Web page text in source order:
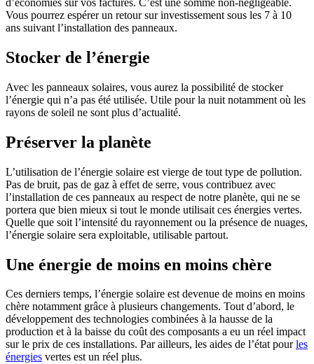
d’économies sur vos factures. C’est une somme non-négligeable.
Vous pourrez espérer un retour sur investissement sous les 7 à 10
ans suivant l’installation des panneaux.
Stocker de l’énergie
Avec les panneaux solaires, vous aurez la possibilité de stocker
l’énergie qui n’a pas été utilisée. Utile pour la nuit notamment où les
rayons de soleil ne sont plus d’actualité.
Préserver la planète
L’utilisation de l’énergie solaire est vierge de tout type de pollution.
Pas de bruit, pas de gaz à effet de serre, vous contribuez avec
l’installation de ces panneaux au respect de notre planète, qui ne se
portera que bien mieux si tout le monde utilisait ces énergies vertes.
Quelle que soit l’intensité du rayonnement ou la présence de nuages,
l’énergie solaire sera exploitable, utilisable partout.
Une énergie de moins en moins chère
Ces derniers temps, l’énergie solaire est devenue de moins en moins
chère notamment grâce à plusieurs changements. Tout d’abord, le
développement des technologies combinées à la hausse de la
production et à la baisse du coût des composants a eu un réel impact
sur le prix de ces installations. Par ailleurs, les aides de l’état pourles
énergies vertes est un réel plus.